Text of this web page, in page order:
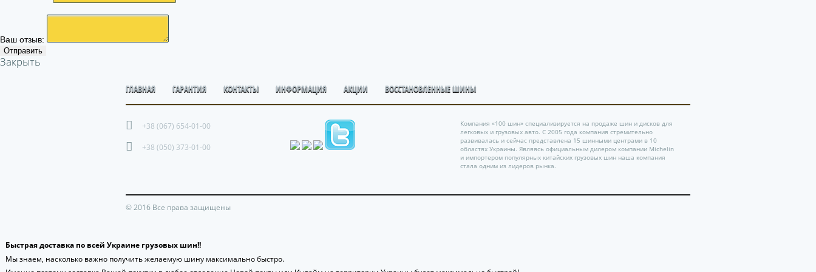
Ваш отзыв:
Отправить
Закрыть
ГЛАВНАЯ ГАРАНТИЯ КОНТАКТЫ ИНФОРМАЦИЯ АКЦИИ ВОССТАНОВЛЕННЫЕ ШИНЫ
+38 (067) 654-01-00
+38 (050) 373-01-00
Компания «100 шин» специализируется на продаже шин и дисков для
легковых и грузовых авто. С 2005 года компания стремительно
развивалась и сейчас представлена 15 шинными центрами в 10
областях Украины. Являясь официальным дилером компании Michelin
и импортером популярных китайских грузовых шин наша компания
стала одним из лидеров рынка.
© 2016 Все права защищены
Быстрая доставка по всей Украине грузовых шин!!
Мы знаем, насколько важно получить желаемую шину максимально быстро.